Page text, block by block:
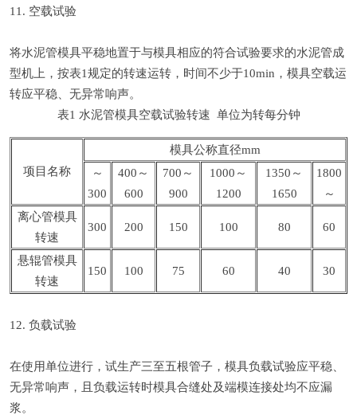
11. 空载试验
将水泥管模具平稳地置于与模具相应的符合试验要求的水泥管成
型机上，按表1规定的转速运转，时间不少于10min，模具空载运
转应平稳、无异常响声。
表1 水泥管模具空载试验转速 单位为转每分钟
项目名称
模具公称直径mm
～
300
400～
600
700～
900
1000～
1200
1350～
1650
1800
～
离心管模具
转速
300 200 150 100 80 60
悬辊管模具
转速
150 100 75 60 40 30
12. 负载试验
在使用单位进行，试生产三至五根管子，模具负载试验应平稳、
无异常响声，且负载运转时模具合缝处及端模连接处均不应漏
浆。